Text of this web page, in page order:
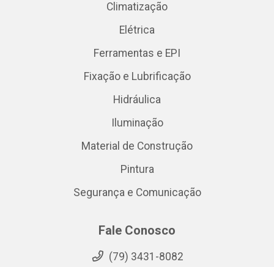
Climatização
Elétrica
Ferramentas e EPI
Fixação e Lubrificação
Hidráulica
Iluminação
Material de Construção
Pintura
Segurança e Comunicação
Fale Conosco
(79) 3431-8082